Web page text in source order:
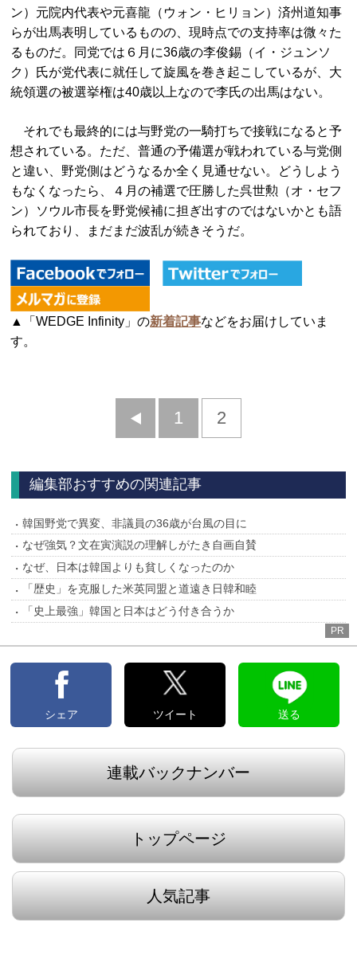
ン）元院内代表や元喜龍（ウォン・ヒリョン）済州道知事
らが出馬表明しているものの、現時点での支持率は微々た
るものだ。同党では６月に36歳の李俊錫（イ・ジュンソ
ク）氏が党代表に就任して旋風を巻き起こしているが、大
統領選の被選挙権は40歳以上なので李氏の出馬はない。
それでも最終的には与野党の一騎打ちで接戦になると予
想されている。ただ、普通の予備選が戦われている与党側
と違い、野党側はどうなるか全く見通せない。どうしよう
もなくなったら、４月の補選で圧勝した呉世勲（オ・セフ
ン）ソウル市長を野党候補に担ぎ出すのではないかとも語
られており、まだまだ波乱が続きそうだ。
▲「WEDGE Infinity」の新着記事などをお届けしていま
す。
前
1 2
編集部おすすめの関連記事
韓国野党で異変、非議員の36歳が台風の目に
なぜ強気？文在寅演説の理解しがたき自画自賛
なぜ、日本は韓国よりも貧しくなったのか
「歴史」を克服した米英同盟と道遠き日韓和睦
「史上最強」韓国と日本はどう付き合うか
PR
シェア ツイート 送る
連載バックナンバー
トップページ
人気記事